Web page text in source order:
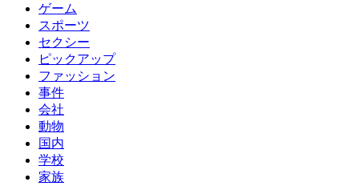
ゲーム
スポーツ
セクシー
ピックアップ
ファッション
事件
会社
動物
国内
学校
家族